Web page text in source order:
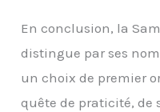
En conclusion, la
distingue par ses
un choix de premier
quête de praticité, de